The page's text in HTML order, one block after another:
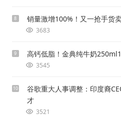
8 销量激增100%！又一抢手货
3683
9 高钙低脂！金典纯牛奶
3545
10
谷歌重大人事调整：印度裔
才
3521